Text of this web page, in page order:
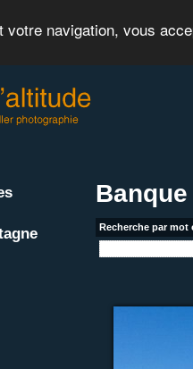
navigation, vous
Recherche par mot